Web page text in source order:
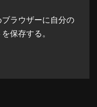
ラウザーに自分の
保存する。